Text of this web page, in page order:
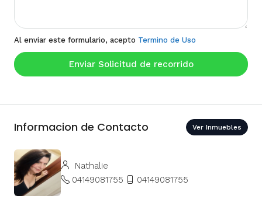
Al enviar este formulario, acepto Termino de Uso
Enviar Solicitud de recorrido
Informacion de Contacto Ver Inmuebles
Nathalie
04149081755
04149081755